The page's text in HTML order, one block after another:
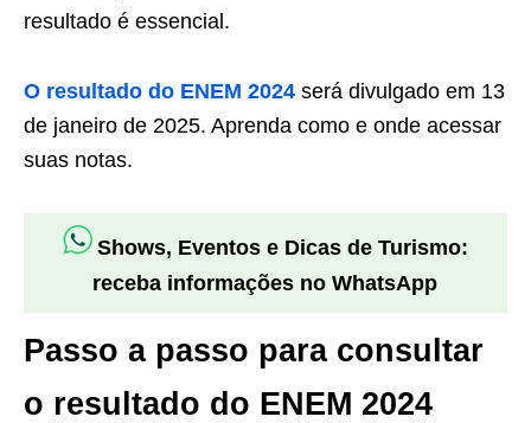
resultado é essencial.
O resultado do ENEM 2024 será divulgado em 13
de janeiro de 2025. Aprenda como e onde acessar
suas notas.
Shows, Eventos e Dicas de Turismo:
receba informações no WhatsApp
Passo a passo para consultar
o resultado do ENEM 2024